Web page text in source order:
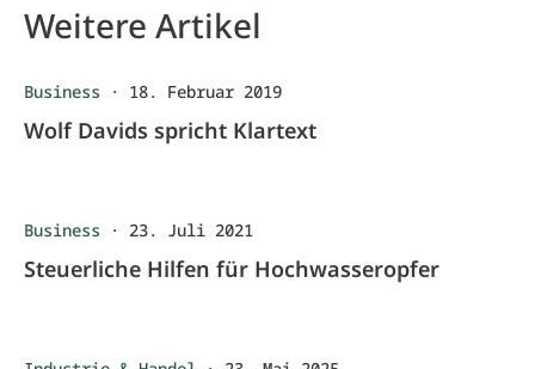
Weitere Artikel
Business · 18. Februar 2019
Wolf Davids spricht Klartext
Business · 23. Juli 2021
Steuerliche Hilfen für Hochwasseropfer